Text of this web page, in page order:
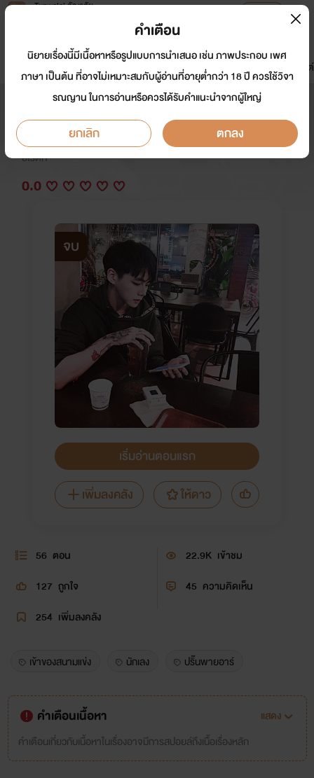
Tunwalai ธัญวลัย
หน้าแรก นิยาย อีบุ๊ก การ์ตูน
มาใหม่
ดรีมแชท ธัญลิสต์
คนเถื่อน Nc20+ [ ปริ๊นxพายอาร์ ]
นักเขียน: ผลส้มริมทาง
อีโรติก
0.0
จบ
เริ่มอ่านตอนแรก
เพิ่มลงคลัง
ให้ดาว
56 ตอน 22.9K เข้าชม
127 ถูกใจ 45 ความคิดเห็น
254 เพิ่มลงคลัง
เข้าของสนามแข่ง นักเลง ปริ๊นพายอาร์
คำเตือนเนื้อหา
แสดง
คำเตือนเกี่ยวกับเนื้อหาในเรื่องอาจมีการสปอยล์ถึงเนื้อเรื่องหลัก
คำเตือน
นิยายเรื่องนี้มีเนื้อหาหรือรูปแบบการนำเสนอ เช่น ภาพประกอบ เพศ
ภาษา เป็นต้น ที่อาจไม่เหมาะสมกับผู้อ่านที่อายุต่ำกว่า 18 ปี ควรใช้วิจา
รณญาน ในการอ่านหรือควรได้รับคำแนะนำจากผู้ใหญ่
ยกเลิก ตกลง